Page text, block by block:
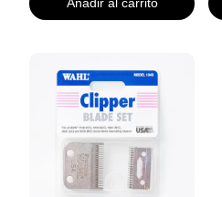
Añadir al carrito